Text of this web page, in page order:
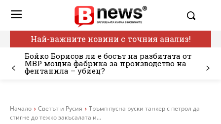
Най-важните новини с точния анализ!
Бойко Борисов ли е босът на разбитата от
МВР мощна фабрика за производство на
фентанила – убиец?
Начало Светът и Русия
Тръмп пусна руски танкер с петрол да
стигне до тежко закъсалата и...